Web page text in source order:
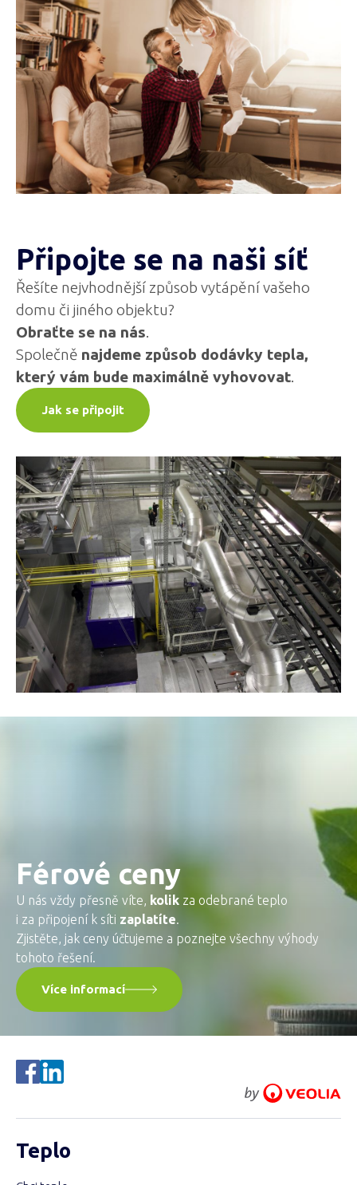
Připojte se na naši síť
Řešíte nejvhodnější způsob vytápění vašeho
domu či jiného objektu?
Obraťte se na nás.
Společně najdeme způsob dodávky tepla,
který vám bude maximálně vyhovovat.
Jak se připojit
Férové ceny
U nás vždy přesně víte, kolik za odebrané teplo
i za připojení k síti zaplatíte.
Zjistěte, jak ceny účtujeme a poznejte všechny výhody
tohoto řešení.
Více informací
Teplo